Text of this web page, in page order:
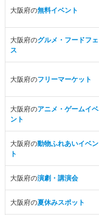
大阪府の無料イベント
大阪府のグルメ・フードフェ
ス
大阪府のフリーマーケット
大阪府のアニメ・ゲームイベ
ント
大阪府の動物ふれあいイベン
ト
大阪府の演劇・講演会
大阪府の夏休みスポット